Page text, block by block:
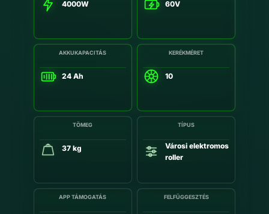
4000W 60V
AKKUKAPACITÁS
24 Ah
KERÉKMÉRET
10
TÖMEG
37 kg
TÍPUS
Városi elektromos
roller
APP TÁMOGATÁS FELFÜGGESZTÉS